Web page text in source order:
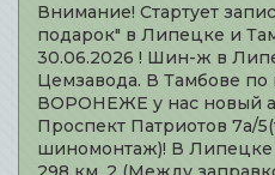
Внимание! Стартует
подарок" в Липецке и
30.06.2026 ! Шин-ж в
Цемзавода. В Тамбове по
ВОРОНЕЖЕ у нас новый
Проспект Патриотов 7а/
шиномонтаж)! В